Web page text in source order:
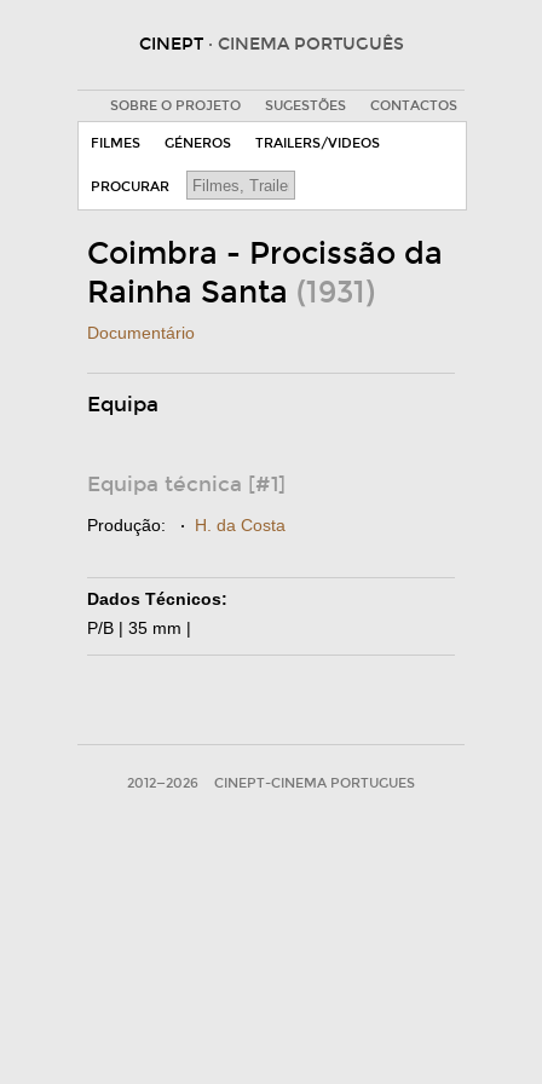
CINEPT · CINEMA PORTUGUÊS
SOBRE O PROJETO SUGESTÕES CONTACTOS
FILMES GÉNEROS TRAILERS/VIDEOS
PROCURAR
Coimbra - Procissão da
Rainha Santa (1931)
Documentário
Equipa
Equipa técnica [#1]
Produção: · H. da Costa
Dados Técnicos:
P/B | 35 mm |
2012—2026 CINEPT-CINEMA PORTUGUES